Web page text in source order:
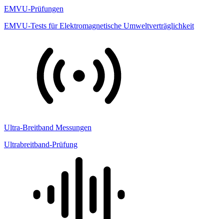
EMVU-Prüfungen
EMVU-Tests für Elektromagnetische Umweltverträglichkeit
Ultra-Breitband Messungen
Ultrabreitband-Prüfung